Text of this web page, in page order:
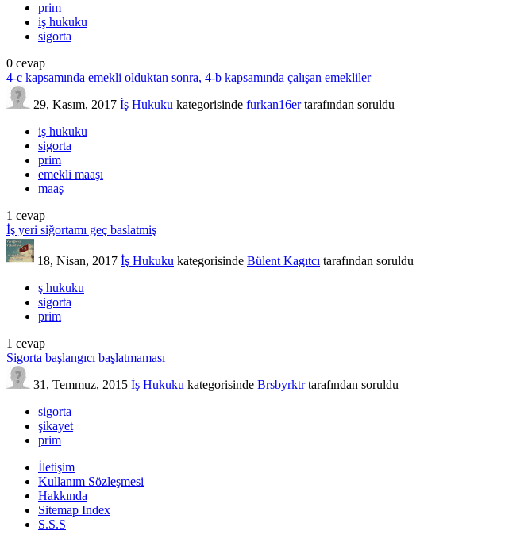
prim
iş hukuku
sigorta
0 cevap
4-c kapsamında emekli olduktan sonra, 4-b kapsamında çalışan emekliler
29, Kasım, 2017 İş Hukuku kategorisinde furkan16er tarafından soruldu
iş hukuku
sigorta
prim
emekli maaşı
maaş
1 cevap
İş yeri siğortamı geç baslatmiş
18, Nisan, 2017 İş Hukuku kategorisinde Bülent Kagıtcı tarafından soruldu
ş hukuku
sigorta
prim
1 cevap
Sigorta başlangıcı başlatmaması
31, Temmuz, 2015 İş Hukuku kategorisinde Brsbyrktr tarafından soruldu
sigorta
şikayet
prim
İletişim
Kullanım Sözleşmesi
Hakkında
Sitemap Index
S.S.S